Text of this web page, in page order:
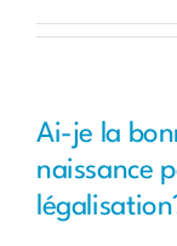
Ai-je la
naissance